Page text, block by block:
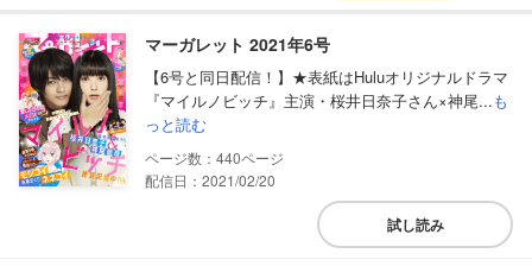
マーガレット 2021年6号
【6号と同日配信！】★表紙はHuluオリジナルドラマ
『マイルノビッチ』主演・桜井日奈子さん×神尾...も
っと読む
440
配信日：2021/02/20
試し読み